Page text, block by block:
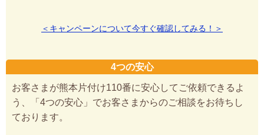
＜キャンペーンについて今すぐ確認してみる！＞
4つの安心
お客さまが熊本片付け110番に安心してご依頼できるよ
う、「4つの安心」でお客さまからのご相談をお待ちし
ております。